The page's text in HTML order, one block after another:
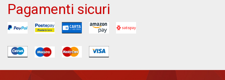
Pagamenti sicuri